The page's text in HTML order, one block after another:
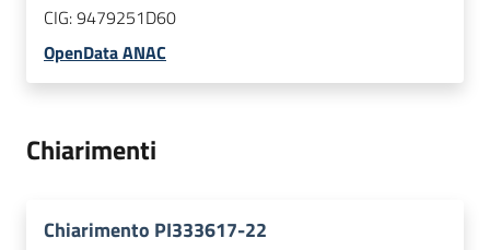
CIG:9479251D60
OpenData ANAC
Chiarimenti
Chiarimento PI333617-22